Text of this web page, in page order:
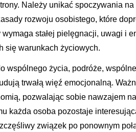
Należy unikać spoczywania
rozwoju osobistego, które
stałej pielęgnacji, uwagi i
się warunkach życiowych.
wspólnego życia, podróże,
trwałą więź emocjonalną.
pozwalając sobie nawzajem
każda osoba pozostaje
związek po ponownym